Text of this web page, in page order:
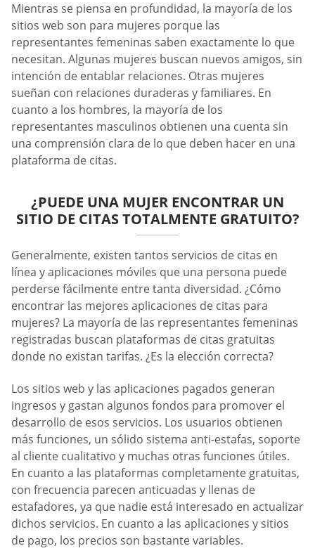
Mientras se piensa en profundidad, la mayoría de los
sitios web son para mujeres porque las
representantes femeninas saben exactamente lo que
necesitan. Algunas mujeres buscan nuevos amigos, sin
intención de entablar relaciones. Otras mujeres
sueñan con relaciones duraderas y familiares. En
cuanto a los hombres, la mayoría de los
representantes masculinos obtienen una cuenta sin
una comprensión clara de lo que deben hacer en una
plataforma de citas.
¿PUEDE UNA MUJER ENCONTRAR UN
SITIO DE CITAS TOTALMENTE GRATUITO?
Generalmente, existen tantos servicios de citas en
línea y aplicaciones móviles que una persona puede
perderse fácilmente entre tanta diversidad. ¿Cómo
encontrar las mejores aplicaciones de citas para
mujeres? La mayoría de las representantes femeninas
registradas buscan plataformas de citas gratuitas
donde no existan tarifas. ¿Es la elección correcta?
Los sitios web y las aplicaciones pagados generan
ingresos y gastan algunos fondos para promover el
desarrollo de esos servicios. Los usuarios obtienen
más funciones, un sólido sistema anti-estafas, soporte
al cliente cualitativo y muchas otras funciones útiles.
En cuanto a las plataformas completamente gratuitas,
con frecuencia parecen anticuadas y llenas de
estafadores, ya que nadie está interesado en actualizar
dichos servicios. En cuanto a las aplicaciones y sitios
de pago, los precios son bastante variables.